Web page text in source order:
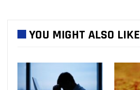
YOU MIGHT ALSO LIKE